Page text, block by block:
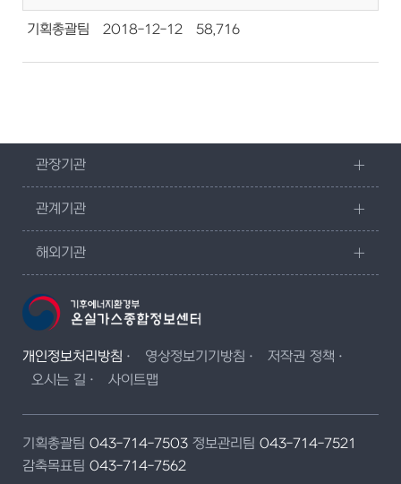
기획총괄팀 2018-12-12 58,716
관장기관
관계기관
해외기관
개인정보처리방침 영상정보기기방침
저작권 정책
오시는 길
사이트맵
기획총괄팀 043-714-7503 정보관리팀 043-714-7521
감축목표팀 043-714-7562